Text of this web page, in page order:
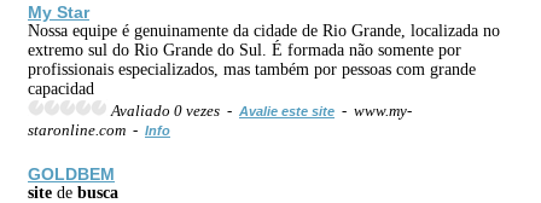
My Star
Nossa equipe é genuinamente da cidade de Rio Grande, localizada no
extremo sul do Rio Grande do Sul. É formada não somente por
profissionais especializados, mas também por pessoas com grande
capacidad
Avaliado 0 vezes - Avalie este site - www.my-
staronline.com - Info
GOLDBEM
site de busca